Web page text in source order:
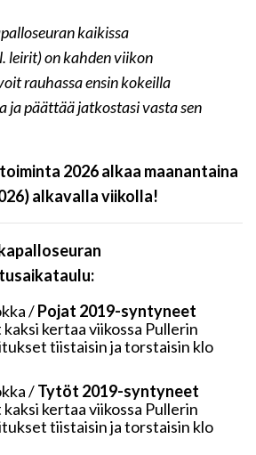
kaikissa
leirit) on kahden viikon
rauhassa ensin kokeilla
ja päättää jatkostasi vasta sen
2026 alkaa maanantaina
alkavalla viikolla!
/Pojat 2019-syntyneet
kertaa viikossa Pullerin
tiistaisin ja torstaisin klo
/Tytöt 2019-syntyneet
kertaa viikossa Pullerin
tiistaisin ja torstaisin klo